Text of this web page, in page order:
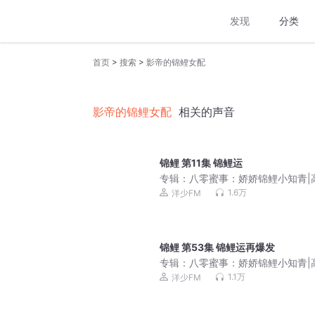
发现 分类
首页 > 搜索 > 影帝的锦鲤女配
影帝的锦鲤女配 相关的声音
锦鲤 第11集 锦鲤运
专辑： 八零蜜事：娇娇锦鲤小知青|
精品|洋少领衔演播|多人有声剧
洋少FM 1.6万
锦鲤 第53集 锦鲤运再爆发
专辑： 八零蜜事：娇娇锦鲤小知青|
精品|洋少领衔演播|多人有声剧
洋少FM 1.1万